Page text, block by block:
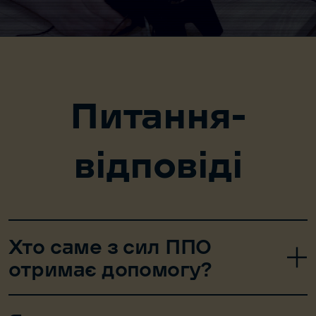
Питання-
відповіді
Хто саме з сил ППО
отримає допомогу?